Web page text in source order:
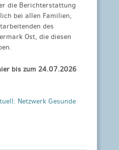
die Berichterstattung
bei allen Familien,
des
Ost, die diesen
bis zum 24.07.2026
Netzwerk Gesunde